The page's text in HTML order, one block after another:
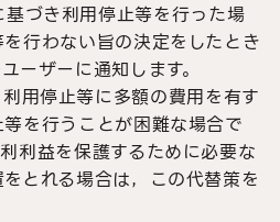
づき利用停止等を行った場
行わない旨の決定をしたとき
ーザーに通知します。
用停止等に多額の費用を有す
を行うことが困難な場合で
利益を保護するために必要な
とれる場合は，この代替策を